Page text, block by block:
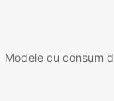
Modele cu consum